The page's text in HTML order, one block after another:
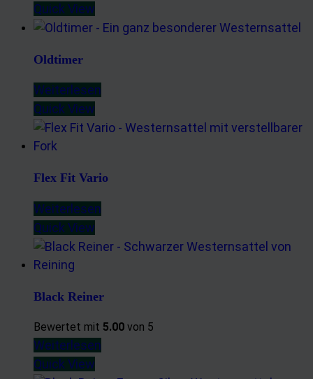
Quick View
Oldtimer
Weiterlesen
Quick View
Flex Fit Vario
Weiterlesen
Quick View
Black Reiner
Bewertet mit 5.00 von 5
Weiterlesen
Quick View